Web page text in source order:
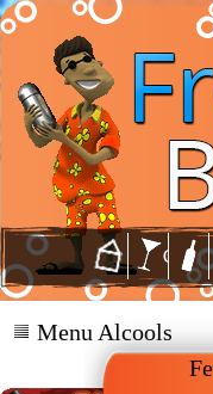
Menu Alcools